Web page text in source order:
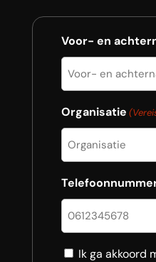
Voor- en
Organisatie
Consent
Ik ga akkoord